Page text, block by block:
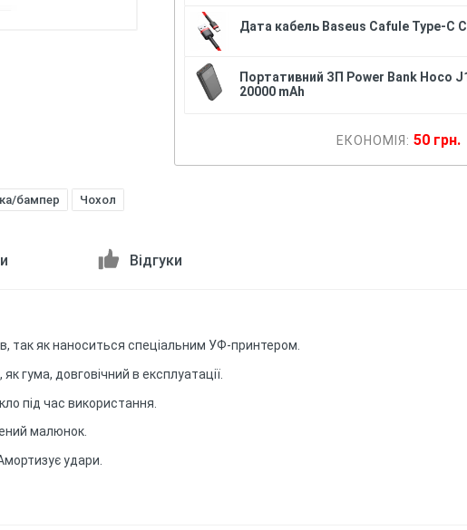
Дата кабель Baseus Cafule Type-C
Портативний ЗП Power Bank Hoco
20000 mAh
ЕКОНОМІЯ: 50 грн.
бампер Чохол
Відгуки
так як наноситься спеціальним УФ-принтером.
гума, довговічний в експлуатації.
під час використання.
малюнок.
удари.